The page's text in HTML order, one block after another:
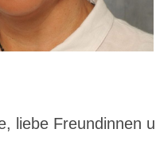
liebe Freundinnen